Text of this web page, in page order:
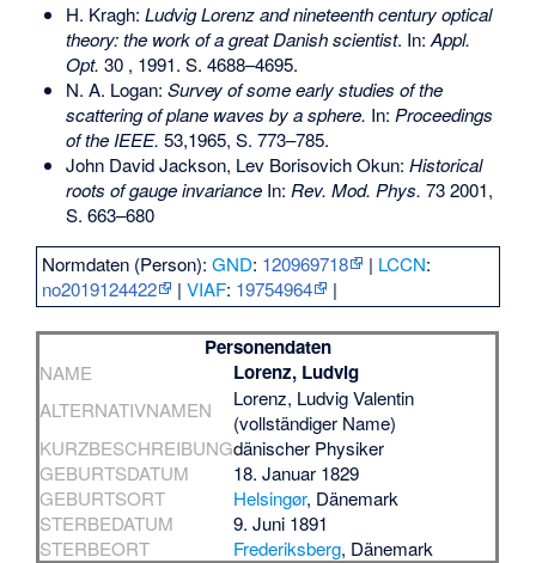
H. Kragh: Ludvig Lorenz and nineteenth century optical
theory: the work of a great Danish scientist. In:Appl.
Opt. 30 , 1991. S. 4688–4695.
N. A. Logan: Survey of some early studies of the
scattering of plane waves by a sphere. In: Proceedings
of the IEEE. 53,1965, S. 773–785.
John David Jackson, Lev Borisovich Okun: Historical
roots of gauge invarianceIn: Rev. Mod. Phys. 73 2001,
S. 663–680
Normdaten (Person):GND: 120969718 | LCCN:
no2019124422
|VIAF: 19754964 |
Personendaten
NAME Lorenz, Ludvig
ALTERNATIVNAMEN
Lorenz, Ludvig Valentin
(vollständiger Name)
KURZBESCHREIBUNGdänischer Physiker
GEBURTSDATUM
18. Januar 1829
GEBURTSORT
Helsingør, Dänemark
STERBEDATUM
9. Juni 1891
STERBEORT
Frederiksberg, Dänemark